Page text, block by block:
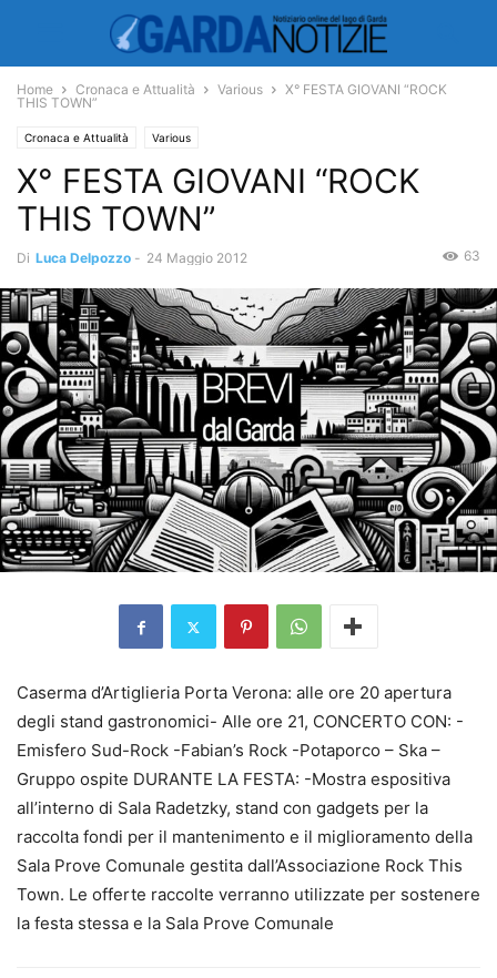
Home Cronaca e Attualità Various
X° FESTA GIOVANI “ROCK
THIS TOWN”
Cronaca e Attualità Various
X° FESTA GIOVANI “ROCK
THIS TOWN”
Di Luca Delpozzo - 24 Maggio 2012 63
Caserma d’Artiglieria Porta Verona: alle ore 20 apertura
degli stand gastronomici- Alle ore 21, CONCERTO CON: -
Emisfero Sud-Rock -Fabian’s Rock -Potaporco – Ska –
Gruppo ospite DURANTE LA FESTA: -Mostra espositiva
all’interno di Sala Radetzky, stand con gadgets per la
raccolta fondi per il mantenimento e il miglioramento della
Sala Prove Comunale gestita dall’Associazione Rock This
Town. Le offerte raccolte verranno utilizzate per sostenere
la festa stessa e la Sala Prove Comunale